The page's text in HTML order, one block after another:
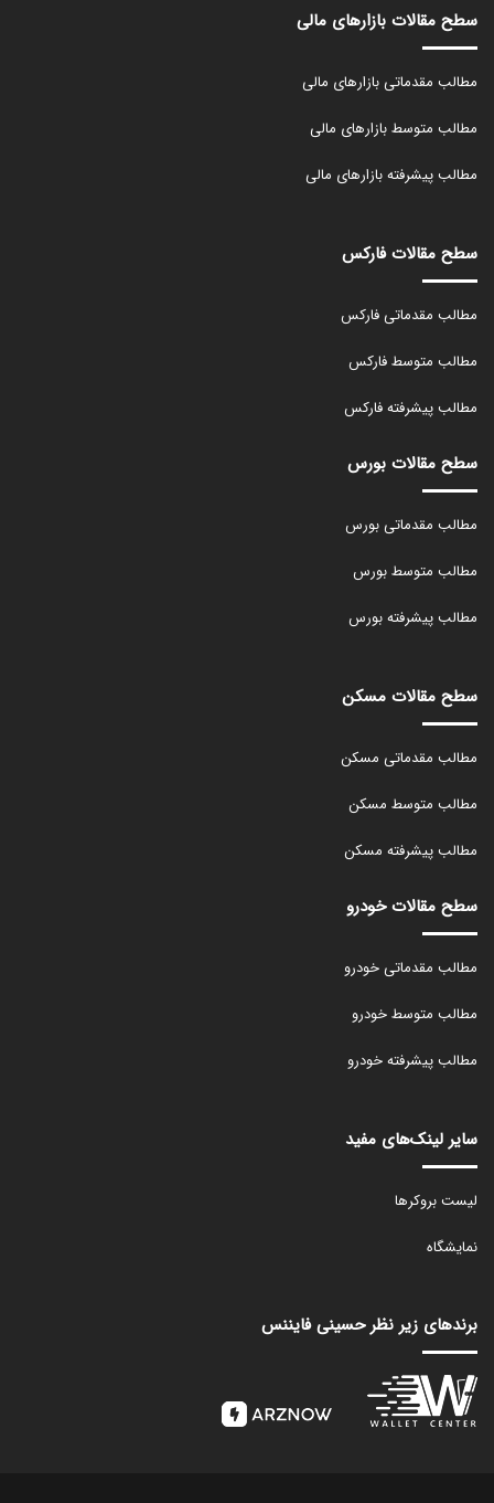
سطح مقالات بازارهای مالی
مطالب مقدماتی بازارهای مالی
مطالب متوسط بازارهای مالی
مطالب پیشرفته بازارهای مالی
سطح مقالات فارکس
مطالب مقدماتی فارکس
مطالب متوسط فارکس
مطالب پیشرفته فارکس
سطح مقالات بورس
مطالب مقدماتی بورس
مطالب متوسط بورس
مطالب پیشرفته بورس
سطح مقالات مسکن
مطالب مقدماتی مسکن
مطالب متوسط مسکن
مطالب پیشرفته مسکن
سطح مقالات خودرو
مطالب مقدماتی خودرو
مطالب متوسط خودرو
مطالب پیشرفته خودرو
سایر لینک‌های مفید
لیست بروکرها
نمایشگاه
برندهای زیر نظر حسینی فایننس